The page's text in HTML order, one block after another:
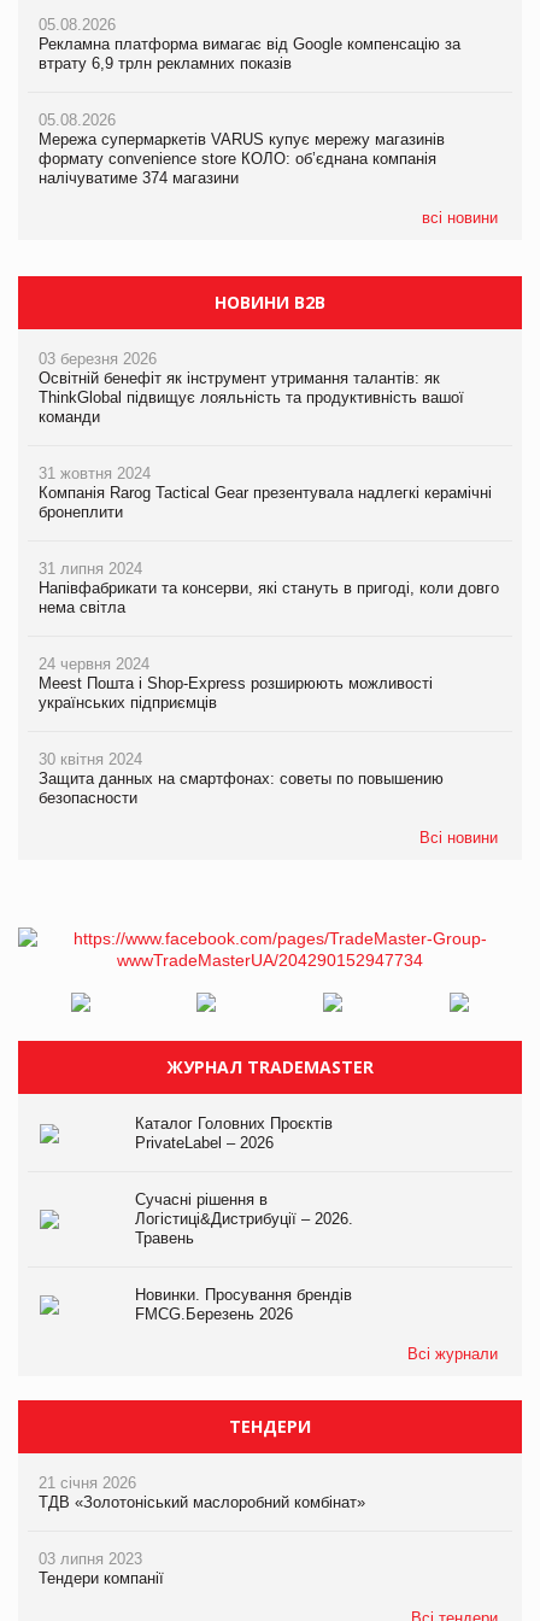
05.08.2026
Рекламна платформа вимагає від Google компенсацію за
втрату 6,9 трлн рекламних показів
05.08.2026
Мережа супермаркетів VARUS купує мережу магазинів
формату convenience store КОЛО: об’єднана компанія
налічуватиме 374 магазини
всі новини
05.08.2026
Рекламна платформа вимагає від Google компенсацію за
втрату 6,9 трлн рекламних показів
05.08.2026
Мережа супермаркетів VARUS купує мережу магазинів
формату convenience store КОЛО: об’єднана компанія
налічуватиме 374 магазини
05.08.2026
Рекламна платформа вимагає від Google компенсацію за
втрату 6,9 трлн рекламних показів
05.08.2026
Adidas витратила понад $1 млрд на маркетинг за квартал
НОВИНИ B2B
03 березня 2026
Освітній бенефіт як інструмент утримання талантів: як
ThinkGlobal підвищує лояльність та продуктивність вашої
команди
31 жовтня 2024
Компанія Rarog Tactical Gear презентувала надлегкі керамічні
бронеплити
31 липня 2024
Напівфабрикати та консерви, які стануть в пригоді, коли довго
нема світла
24 червня 2024
Meest Пошта і Shop-Express розширюють можливості
українських підприємців
30 квітня 2024
Защита данных на смартфонах: советы по повышению
безопасности
Всі новини
ЖУРНАЛ TRADEMASTER
Каталог Головних Проєктів
PrivateLabel – 2026
Сучасні рішення в
Логістиці&Дистрибуції – 2026.
Травень
Новинки. Просування брендів
FMCG.Березень 2026
Всі журнали
ТЕНДЕРИ
21 січня 2026
ТДВ «Золотоніський маслоробний комбінат»
03 липня 2023
Тендери компанії